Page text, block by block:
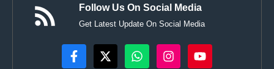
Follow Us On Social Media
Get Latest Update On Social Media